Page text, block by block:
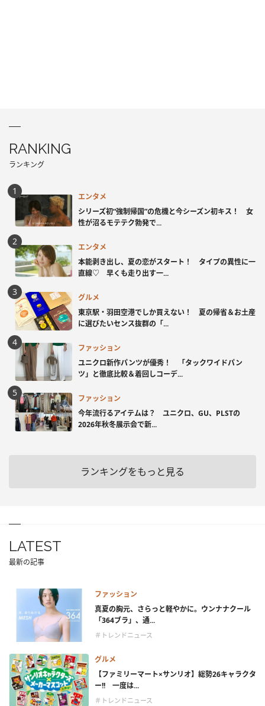
RANKING
ランキング
エンタメ
シリーズ初“強制帰国”の危機と今シーズン初キス！ 女
性が沼るモテテク勃発で...
エンタメ
本能剥き出し、夏の恋がスタート！ タイプの異性に一
直線♡ 早くも走り出す一...
グルメ
東京駅・羽田空港でしか買えない！ 夏の帰省＆お土産
に選びたいセンス抜群の「...
ファッション
ユニクロ新作パンツが優秀！ 「タックワイドパン
ツ」と徹底比較＆着回しコーデ...
ファッション
今年流行るアイテムは？ ユニクロ、GU、PLSTの
2026年秋冬展示会で新...
ランキングをもっと見る
LATEST
最新の記事
ファッション
真夏の胸元、さらっと軽やかに。ウンナナクール
「364ブラ」、通...
＃トレンドニュース
グルメ
【ファミリーマート×サンリオ】総勢26キャラクタ
ー!! 一度は...
＃トレンドニュース